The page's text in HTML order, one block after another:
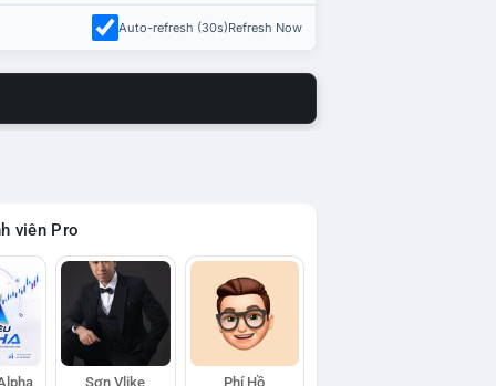
Auto-refresh (30s)Refresh Now
viên Pro
Sơn Vlike Phí Hồ